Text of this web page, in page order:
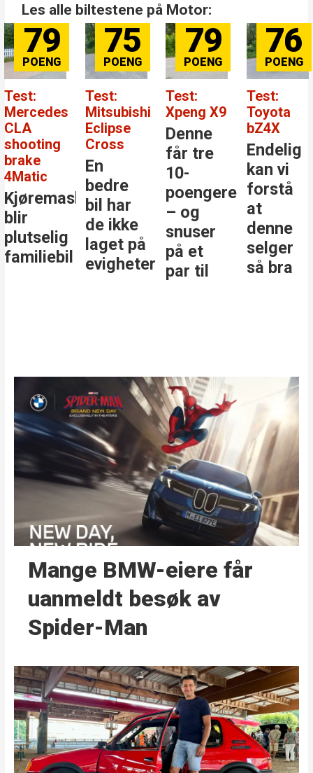
Les alle biltestene på Motor:
79
Test:
Mercedes
CLA
shooting
brake
4Matic
Kjøremaskinen
blir
plutselig
familiebil
75
Test:
Mitsubishi
Eclipse
Cross
En
bedre
bil har
de ikke
laget på
evigheter
79
Test:
Xpeng X9
Denne
får tre
10-
poengere
– og
snuser
på et
par til
76
Test:
Toyota
bZ4X
Endelig
kan vi
forstå
at
denne
selger
så bra
Mange BMW-eiere får
uanmeldt besøk av
Spider-Man